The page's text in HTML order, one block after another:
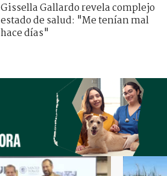
Gissella Gallardo revela complejo
estado de salud: "Me tenían mal
hace días"